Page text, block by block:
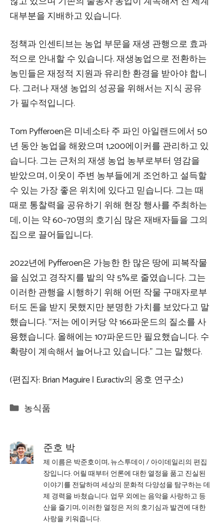
대부분을 지배하고 있습니다.
정책과 인센티브는 농업 부문을 재생 관행으로 효과
적으로 안내할 수 있습니다. 재생농업으로 전환하는
농민들은 재정적 지원과 유리한 환경을 받아야 합니
다. 그러나 재생 농업의 성공을 위해서는 지식 공유
가 필수적입니다.
Tom Pyfferoen은 미네소타 주 파인 아일랜드에서 50
년 동안 농업을 해왔으며 1,200에이커를 관리하고 있
습니다. 그는 근처의 재생 농업 농부로부터 영감을
받았으며, 이웃이 주변 농부들에게 조언하고 설득할
수 있는 가장 좋은 위치에 있다고 믿습니다. 그는 때
때로 통찰력을 공유하기 위해 현장 행사를 주최하는
데, 이는 약 60~70명의 호기심 많은 재배자들을 그의
집으로 끌어들입니다.
2022년에 Pyfferoen은 가능한 한 많은 땅에 피복작물
을 심었고 경작지를 밭의 약 5%로 줄였습니다. 그는
이러한 관행을 시행하기 위해 어떤 작물 구매자로부
터도 돈을 받지 못했지만 분명한 가치를 보았다고 말
했습니다. “저는 에이커당 약 166파운드의 질소를 사
용했습니다. 올해에는 107파운드만 필요했습니다. 수
확량이 계속해서 늘어나고 있습니다.” 그는 말했다.
(편집자: Brian Maguire | Euractiv의 옹호 연구소)
Categories
농식품
준호 박
제 이름은 박준호이며, 뉴스투데이 / 아이데일리의 편집
장입니다. 어릴 때부터 언론에 대한 열정을 품고 진실된
이야기를 전달하며 세상의 문화적 다양성을 탐구하는 데
제 경력을 바쳤습니다. 업무 외에는 음악을 사랑하고 등
산을 즐기며, 이러한 열정은 저의 호기심과 발견에 대한
사랑을 키워줍니다.